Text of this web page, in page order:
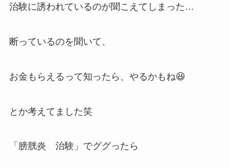
治験に誘われているのが聞こえてしまった…
断っているのを聞いて、
お金もらえるって知ったら、やるかもね😆
とか考えてました笑
「膀胱炎 治験」でググったら